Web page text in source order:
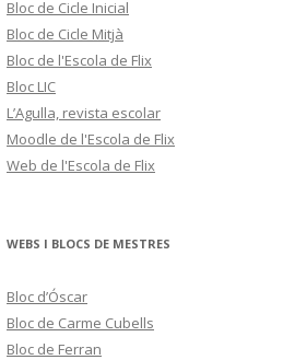
Bloc de Cicle Inicial
Bloc de Cicle Mitjà
Bloc de l'Escola de Flix
Bloc LIC
L’Agulla, revista escolar
Moodle de l'Escola de Flix
Web de l'Escola de Flix
WEBS I BLOCS DE MESTRES
Bloc d’Óscar
Bloc de Carme Cubells
Bloc de Ferran